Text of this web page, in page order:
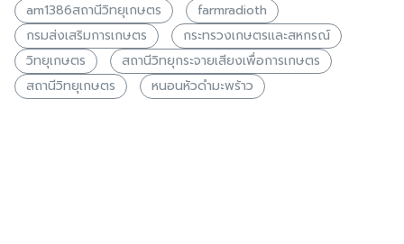
am1386สถานีวิทยุเกษตร
farmradioth
กรมส่งเสริมการเกษตร
กระทรวงเกษตรเเละสหกรณ์
วิทยุเกษตร
สถานีวิทยุกระจายเสียงเพื่อการเกษตร
สถานีวิทยุเกษตร
หนอนหัวดำมะพร้าว